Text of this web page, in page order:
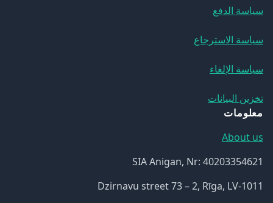
سياسة الدفع
سياسة الاسترجاع
سياسة الإلغاء
تخزين البيانات
معلومات
About us
SIA Anigan, Nr: 40203354621
Dzirnavu street 73 – 2, Rīga, LV-1011